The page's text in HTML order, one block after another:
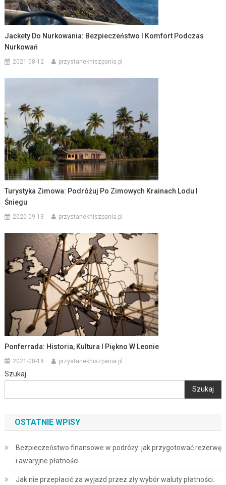
Jackety Do Nurkowania: Bezpieczeństwo I Komfort Podczas
Nurkowań
2021-08-12 przystanekhiszpania.pl
Turystyka Zimowa: Podróżuj Po Zimowych Krainach Lodu I
Śniegu
2020-09-13 przystanekhiszpania.pl
Ponferrada: Historia, Kultura I Piękno W Leonie
2021-08-18 przystanekhiszpania.pl
Szukaj
Szukaj
OSTATNIE WPISY
Bezpieczeństwo finansowe w podróży: jak przygotować rezerwę
i awaryjne płatności
Jak nie przepłacić za wyjazd przez zły wybór waluty płatności: